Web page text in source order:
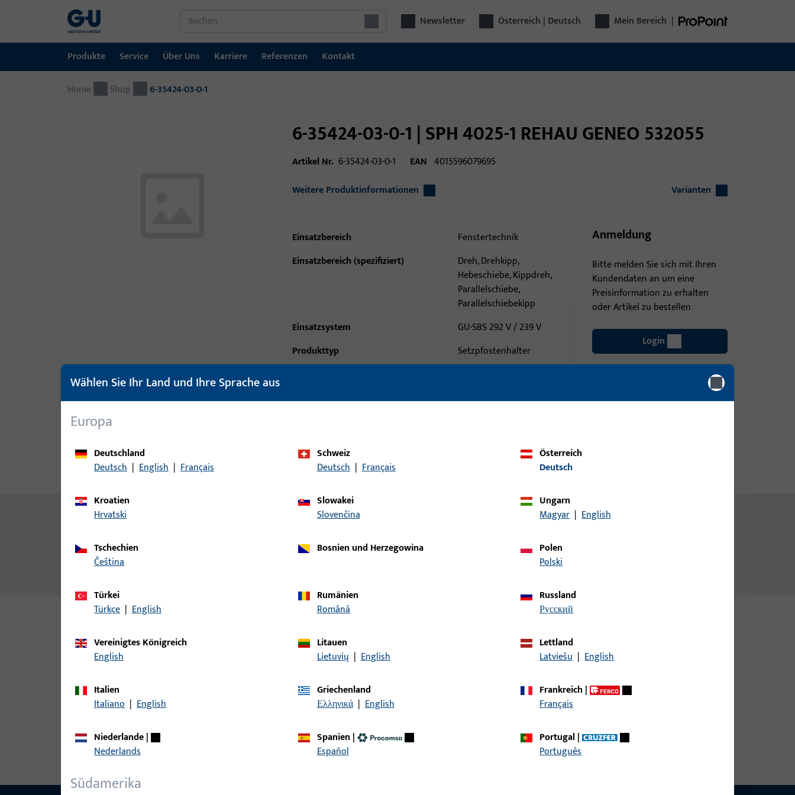
Newsletter Österreich | Deutsch Mein Bereich |
Produkte
Produkte
Service
Service
Über Uns
Über Uns
Karriere
Karriere
Referenzen
Referenzen
Kontakt
Kontakt
Home Shop 6-35424-03-0-1
6-35424-03-0-1 | SPH 4025-1 REHAU GENEO 532055
Artikel Nr. 6-35424-03-0-1 EAN 4015596079695
Weitere Produktinformationen
Varianten
Einsatzbereich
Fenstertechnik
Einsatzbereich (spezifiziert)
Dreh, Drehkipp,
Hebeschiebe, Kippdreh,
Parallelschiebe,
Parallelschiebekipp
Einsatzsystem
GU-SBS 292 V / 239 V
Produkttyp
Setzpfostenhalter
Bruttogewicht
0,06 KG
Mindestbestelleinheit
Anmeldung
Bitte melden Sie sich mit Ihren
Kundendaten an um eine
Preisinformation zu erhalten
oder Artikel zu bestellen
Login
Produktbeschreibung Downloads
Inhalt
10x Systemadapter für Pfosten
20x Bürstendichtung
Zu diesem Produkt gibt es folgende Varianten:
Artikel
Wählen Sie Ihr Land und Ihre Sprache aus
Europa
Deutschland
Deutsch | English | Français
Schweiz
Deutsch | Français
Österreich
Deutsch
Kroatien
Hrvatski
Slowakei
Slovenčina
Ungarn
Magyar | English
Tschechien
čeština
Bosnien und Herzegowina
Polen
Polski
Türkei
Türkçe | English
Rumänien
Română
Russland
русский
Vereinigtes Königreich
English
Litauen
Lietuvių | English
Lettland
Latviešu | English
Italien
Italiano | English
Griechenland
Ελληνικά | English
Frankreich|
Français
Niederlande|
Nederlands
Spanien |
Español
Portugal|
Português
Südamerika